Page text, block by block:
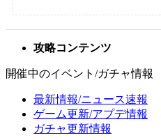
攻略コンテンツ
開催中のイベント/ガチャ情報
最新情報/ニュース速報
ゲーム更新/アプデ情報
ガチャ更新情報